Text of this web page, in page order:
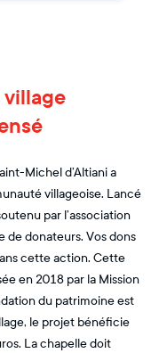
Michel d’Altiani a
villageoise. Lancé
par l’association
de donateurs. Vos dons
cette action. Cette
en 2018 par la Mission
du patrimoine est
le projet bénéficie
La chapelle doit